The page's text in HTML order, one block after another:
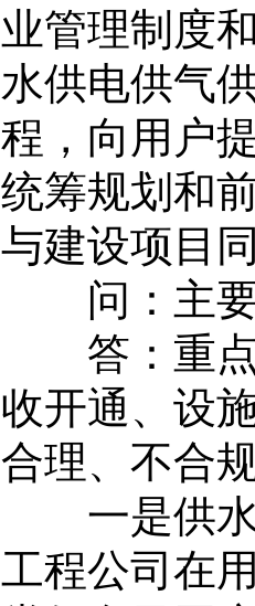
业管理制度
水供电供气
程，向用户
统筹规划和
与建设项目
问：主要
答：重点
收开通、设
合理、不合
一是供水
工程公司在